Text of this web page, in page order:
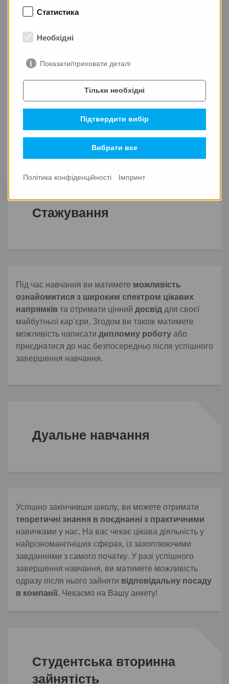
Як підприємство середнього розміру,
GmbH розробляє та виготовляє передові
технології та машини для виробництва збірних
залізобетонних деталей
реалізуємо
надаємо такі послуги, як консультування, налагодження
виробництва,введення в експлуатацію, технічне
обслуговування та модернізаціяіснуючих машин та
установок.
Ви навчаєтесь та бажаєте доповнити свої теоретичні
знання практичним досвідом? Пропонуємо Вам
Стажування
Під час навчання ви матимете можливість
ознайомитися з широким спектром цікавих
напрямків та отримати цінний досвіддля своєї
майбутньої кар'єри. Згодом ви також матимете
можливість написати дипломну роботу або
приєднатися до нас безпосередньо після успішного
завершення навчання.
Дуальне навчання
Успішно закінчивши школу, ви можете отримати
теоретичні знання в поєднанні з практичними
навичками у нас. На вас чекає цікава діяльність у
найрізноманітніших сферах, із захоплюючими
завданнями з самого початку. У разі успішного
завершення навчання, ви матимете можливість
одразу після нього зайняти відповідальну посаду
в компанії. Чекаємо на Вашу анкету!
Студентська вторинна
зайнятість
Статистика
Необхідні
Показати/приховати деталі
Тільки необхідні
Підтвердити вибір
Вибрати все
Політика конфіденційності Імпринт